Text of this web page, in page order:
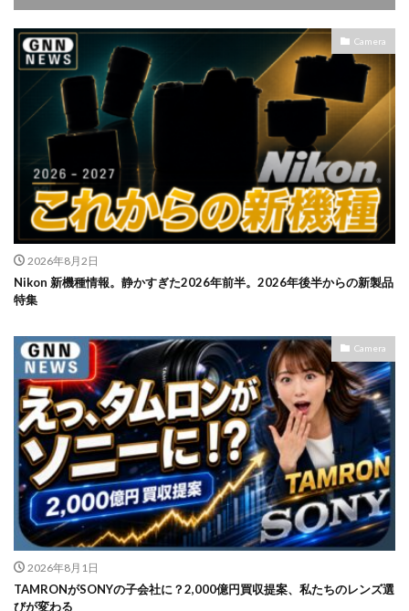
Camera
2026年8月2日
Nikon 新機種情報。静かすぎた2026年前半。2026年後半からの新製品
特集
Camera
2026年8月1日
TAMRONがSONYの子会社に？2,000億円買収提案、私たちのレンズ選
びが変わる